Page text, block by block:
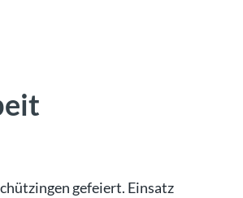
gefeiert. Einsatz